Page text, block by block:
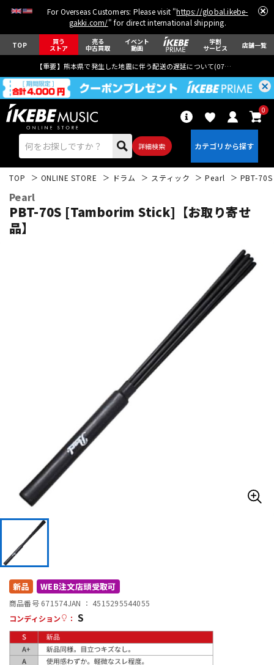
For Overseas Customers: Please visit "https://global.ikebe-
gakki.com/" for direct international shipping.
TOP 買う
ストア
売る
中古買取
イベント
動画
学割
サービス 店舗一覧
【重要】熊本県で発生した地震に伴う配送の遅延について(07月29日
詳細検索
0
ウクレレ
パーカッション
アンプ
配信/ライブ機器
中古 ヴィンテージ
TOP ONLINE STORE ドラム スティック Pearl PBT-
Pearl
PBT-70S [Tamborim Stick]【お取り寄せ
品】
新品 WEB注文店頭受取可
商品番号 671574JAN ： 4515295544055
コンディション
： S